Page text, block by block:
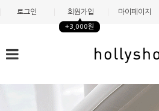
로그인 회원가입
+3,000원
마이페이지